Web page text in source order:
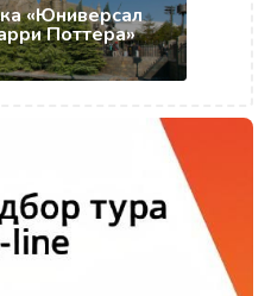
«Юниверсал
Поттера»